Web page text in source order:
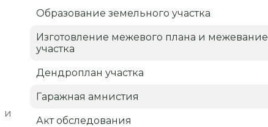
и
Образование земельного участка
Изготовление межевого плана и межевание
участка
Дендроплан участка
Гаражная амнистия
Акт обследования